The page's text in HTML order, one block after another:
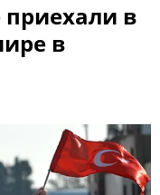
приехали в
в